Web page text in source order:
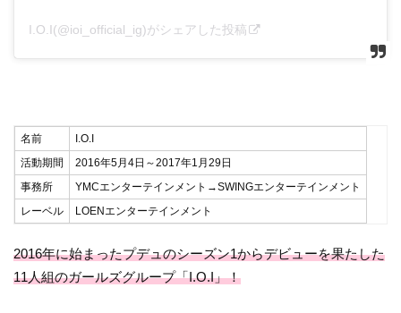
I.O.I(@ioi_official_ig)がシェアした投稿
名前
I.O.I
活動期間
2016年5月4日～2017年1月29日
事務所
YMCエンターテインメント→SWINGエンターテインメント
レーベル
LOENエンターテインメント
2016年に始まったプデュのシーズン1からデビューを果たした
11人組のガールズグループ「I.O.I」！